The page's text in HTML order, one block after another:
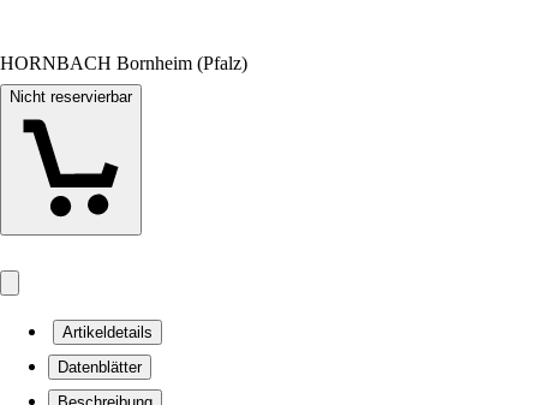
HORNBACH Bornheim (Pfalz)
Nicht reservierbar
Artikeldetails
Datenblätter